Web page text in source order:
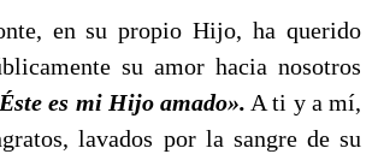
en su propio Hijo, ha querido
su amor hacia nosotros
Éste es mi Hijo amado». A ti y a mí,
lavados por la sangre de su